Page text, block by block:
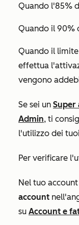
Quando l'85%
Quando il 90%
Quando il
effettua
vengono
Se sei un Super
Admin, ti
l'utilizzo dei
Per verificare
Nel tuo
account
su Account e